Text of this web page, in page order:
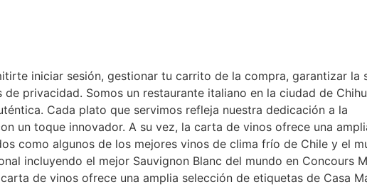
iniciar sesión, gestionar tu carrito de la compra, garantizar la
privacidad. Somos un restaurante italiano en la ciudad de
Cada plato que servimos refleja nuestra dedicación a la
un toque innovador. A su vez, la carta de vinos ofrece una
como algunos de los mejores vinos de clima frío de Chile y el
incluyendo el mejor Sauvignon Blanc del mundo en Concours
de vinos ofrece una amplia selección de etiquetas de Casa